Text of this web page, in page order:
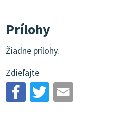
Prílohy
Žiadne prílohy.
Zdieľajte